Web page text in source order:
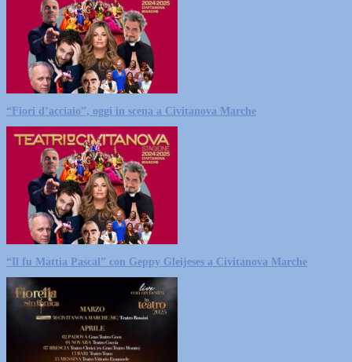
“Fiori d’acciaio”, oggi in scena a Civitanova Marche
“Il fu Mattia Pascal” con Geppy Gleijeses a Civitanova Marche